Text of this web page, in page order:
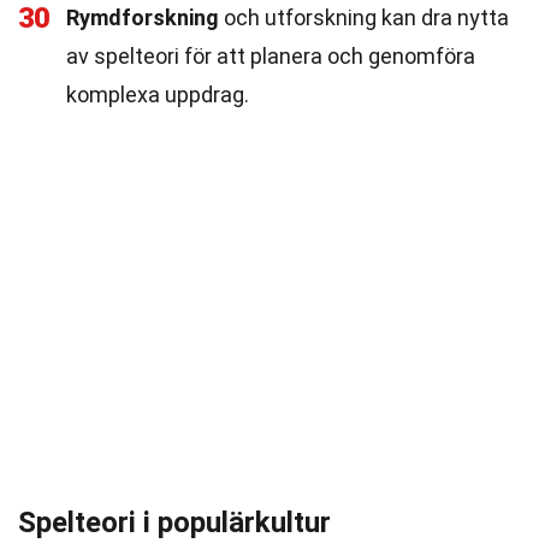
30 Rymdforskning och utforskning kan dra nytta
av spelteori för att planera och genomföra
komplexa uppdrag.
Spelteori i populärkultur